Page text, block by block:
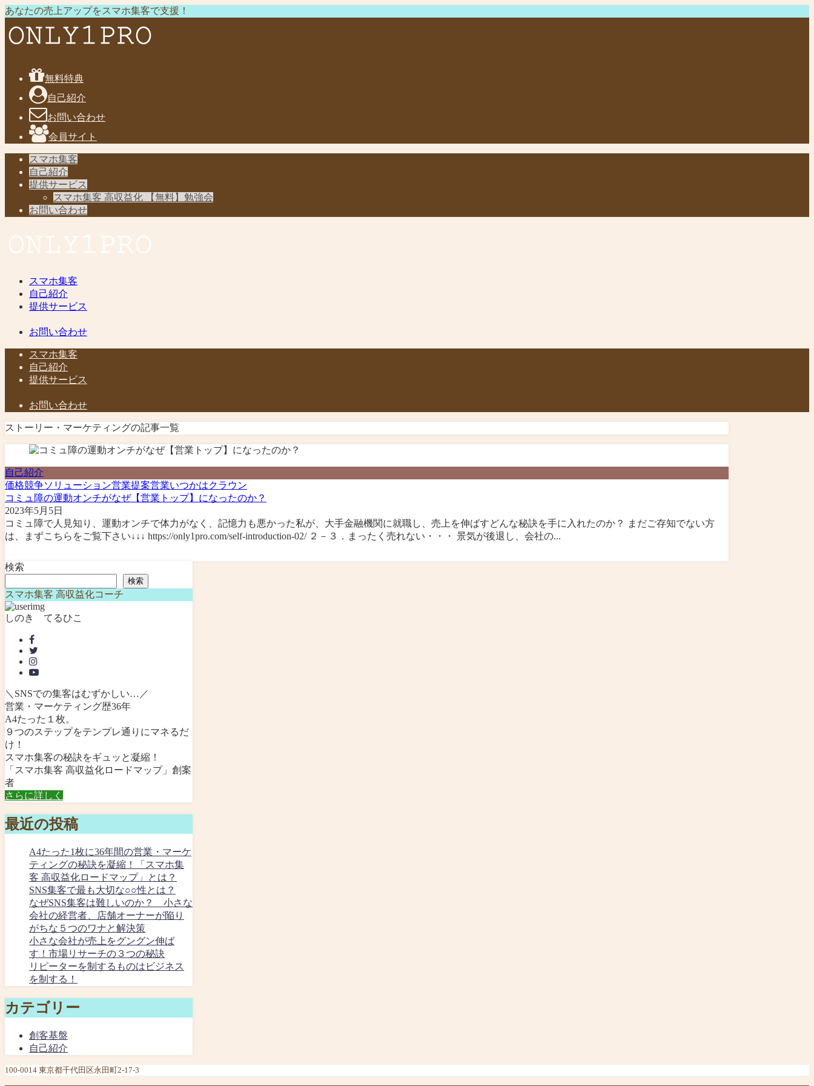
あなたの売上アップをスマホ集客で支援！
無料特典
自己紹介
お問い合わせ
会員サイト
スマホ集客
自己紹介
提供サービス
スマホ集客 高収益化 【無料】勉強会
お問い合わせ
スマホ集客
自己紹介
提供サービス
お問い合わせ
スマホ集客
自己紹介
提供サービス
お問い合わせ
ストーリー・マーケティングの記事一覧
自己紹介
価格競争ソリューション営業提案営業いつかはクラウン
コミュ障の運動オンチがなぜ【営業トップ】になったのか？
2023年5月5日
コミュ障で人見知り、運動オンチで体力がなく、記憶力も悪かった私が、大手金融機関に就職し、売上を伸ばすどんな秘訣を手に入れたのか？ まだご存知でない方
は、まずこちらをご覧下さい↓↓↓ https://only1pro.com/self-introduction-02/ ２－３．まったく売れない・・・ 景気が後退し、会社の...
検索
検索
スマホ集客 高収益化コーチ
しのき てるひこ
＼SNSでの集客はむずかしい…／
営業・マーケティング歴36年
A4たった１枚。
９つのステップをテンプレ通りにマネるだ
け！
スマホ集客の秘訣をギュッと凝縮！
「スマホ集客 高収益化ロードマップ」創案
者
さらに詳しく
最近の投稿
A4たった1枚に36年間の営業・マーケ
ティングの秘訣を凝縮！「スマホ集
客 高収益化ロードマップ」とは？
SNS集客で最も大切な○○性とは？
なぜSNS集客は難しいのか？ 小さな
会社の経営者、店舗オーナーが陥り
がちな５つのワナと解決策
小さな会社が売上をグングン伸ば
す！市場リサーチの３つの秘訣
リピーターを制するものはビジネス
を制する！
カテゴリー
創客基盤
自己紹介
100-0014 東京都千代田区永田町2-17-3